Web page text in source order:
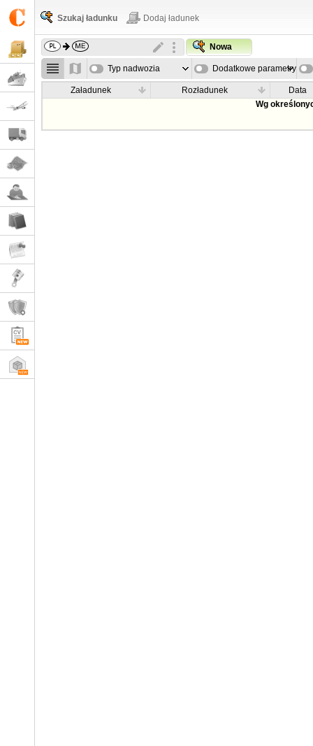
Szukaj ładunku Dodaj ładunek
Nowa
Typ nadwozia Dodatkowe parametry
Załadunek Rozładunek
Data
Wg